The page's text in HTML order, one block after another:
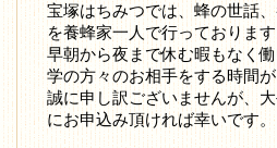
宝塚はちみつでは、蜂の世話
を養蜂家一人で行っておりま
早朝から夜まで休む暇もなく
学の方々のお相手をする時間が
誠に申し訳ございませんが、
にお申込み頂ければ幸いです。